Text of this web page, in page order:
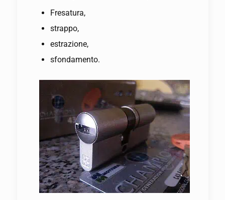
Fresatura,
strappo,
estrazione,
sfondamento.